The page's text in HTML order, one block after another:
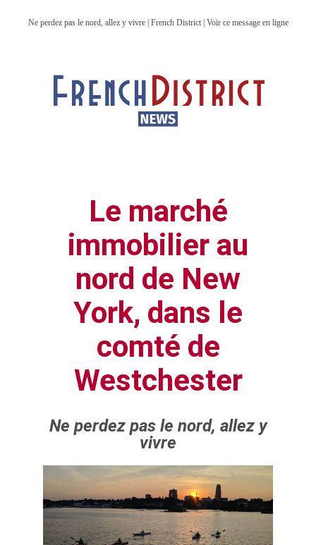
Ne perdez pas le nord, allez y vivre | French District | Voir ce message en ligne
Le marché
immobilier au
nord de New
York, dans le
comté de
Westchester
Ne perdez pas le nord, allez y
vivre